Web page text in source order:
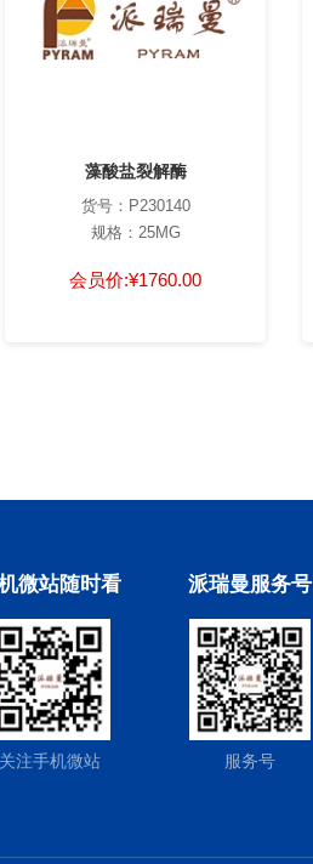
藻酸盐裂解酶
货号：P230140
规格：25MG
会员价:¥1760.00
微站随时看
关注手机微站
派瑞曼服务号
服务号